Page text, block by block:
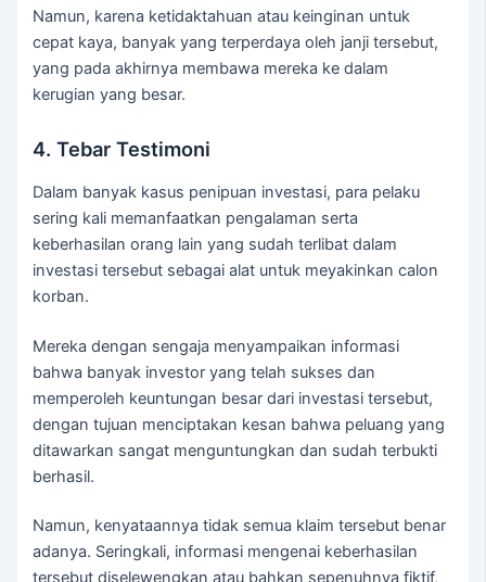
Namun, karena ketidaktahuan atau keinginan untuk
cepat kaya, banyak yang terperdaya oleh janji tersebut,
yang pada akhirnya membawa mereka ke dalam
kerugian yang besar.
4. Tebar Testimoni
Dalam banyak kasus penipuan investasi, para pelaku
sering kali memanfaatkan pengalaman serta
keberhasilan orang lain yang sudah terlibat dalam
investasi tersebut sebagai alat untuk meyakinkan calon
korban.
Mereka dengan sengaja menyampaikan informasi
bahwa banyak investor yang telah sukses dan
memperoleh keuntungan besar dari investasi tersebut,
dengan tujuan menciptakan kesan bahwa peluang yang
ditawarkan sangat menguntungkan dan sudah terbukti
berhasil.
Namun, kenyataannya tidak semua klaim tersebut benar
adanya. Seringkali, informasi mengenai keberhasilan